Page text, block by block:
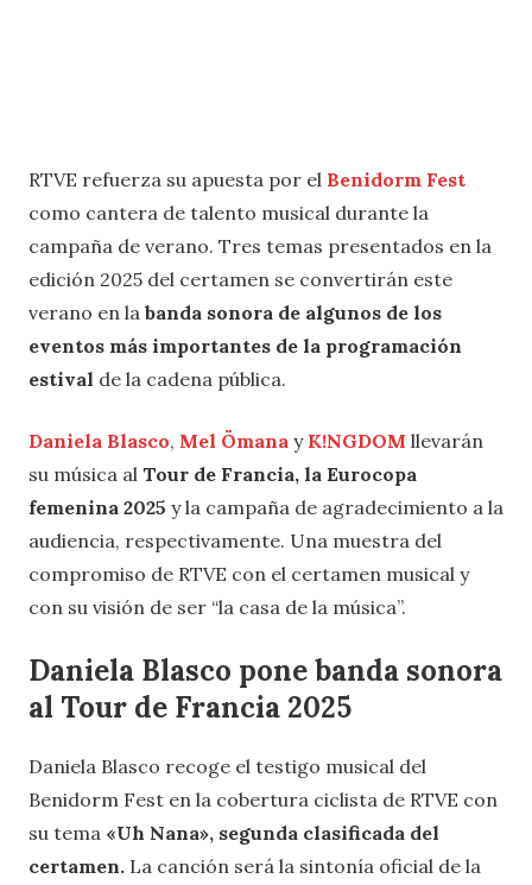
RTVE refuerza su apuesta por el Benidorm Fest
como cantera de talento musical durante la
campaña de verano. Tres temas presentados en la
edición 2025 del certamen se convertirán este
verano en la banda sonora de algunos de los
eventos más importantes de la programación
estival de la cadena pública.
Daniela Blasco, Mel Ömana y K!NGDOM llevarán
su música al Tour de Francia, la Eurocopa
femenina 2025 y la campaña de agradecimiento a la
audiencia, respectivamente. Una muestra del
compromiso de RTVE con el certamen musical y
con su visión de ser “la casa de la música”.
Daniela Blasco pone banda sonora
al Tour de Francia 2025
Daniela Blasco recoge el testigo musical del
Benidorm Fest en la cobertura ciclista de RTVE con
su tema «Uh Nana», segunda clasificada del
certamen. La canción será la sintonía oficial de la